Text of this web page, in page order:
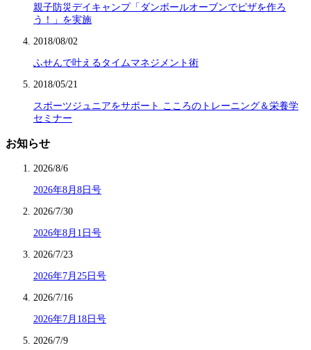
親子防災デイキャンプ「ダンボールオーブンでピザを作ろ
う！」を実施
2018/08/02
ふせんで叶えるタイムマネジメント術
2018/05/21
スポーツジュニアをサポート こころのトレーニング＆栄養学
セミナー
お知らせ
2026/8/6
2026年8月8日号
2026/7/30
2026年8月1日号
2026/7/23
2026年7月25日号
2026/7/16
2026年7月18日号
2026/7/9